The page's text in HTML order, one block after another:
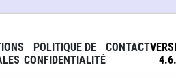
POLITIQUE DE
CONFIDENTIALITÉ
CONTACT